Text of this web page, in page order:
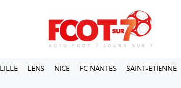
LILLE LENS NICE FC NANTES SAINT-ETIENNE